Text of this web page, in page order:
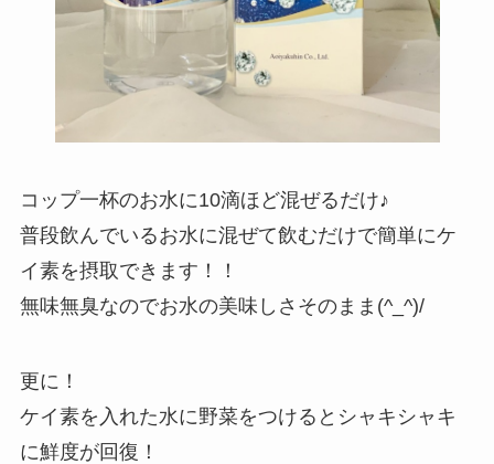
コップ一杯のお水に10滴ほど混ぜるだけ♪
普段飲んでいるお水に混ぜて飲むだけで簡単にケ
イ素を摂取できます！！
無味無臭なのでお水の美味しさそのまま(^_^)/
更に！
ケイ素を入れた水に野菜をつけるとシャキシャキ
に鮮度が回復！